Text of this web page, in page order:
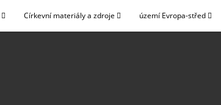
Církevní materiály a zdroje území Evropa-střed